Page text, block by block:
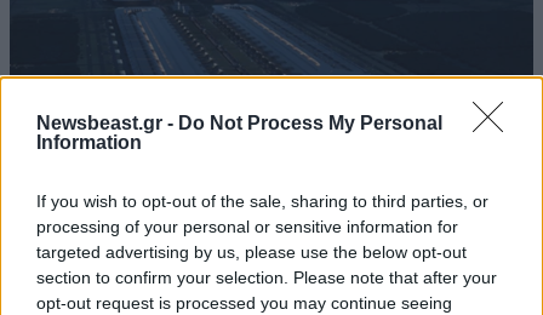
Newsbeast.gr - Do Not Process My Personal
Information
If you wish to opt-out of the sale, sharing to third parties, or
processing of your personal or sensitive information for
targeted advertising by us, please use the below opt-out
section to confirm your selection. Please note that after your
opt-out request is processed you may continue seeing
ΚΟΣΜΟΣ07·08·2026 23:03
Το φαραωνικών διαστάσεων κτίριο που χτίζει ο
Έλον Μασκ λέγεται Terafab και θα κοστίσει 16,8